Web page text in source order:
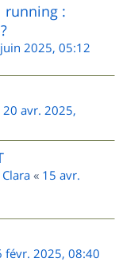
running :
2025, 05:12
20 avr. 2025,
« 15 avr.
févr. 2025, 08:40